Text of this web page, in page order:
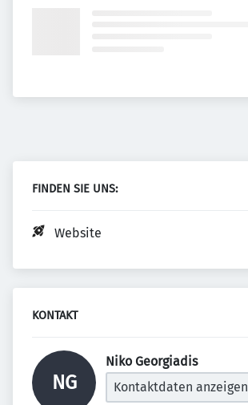
FINDEN SIE UNS:
Website
KONTAKT
NG
Niko Georgiadis
Kontaktdaten anzeigen